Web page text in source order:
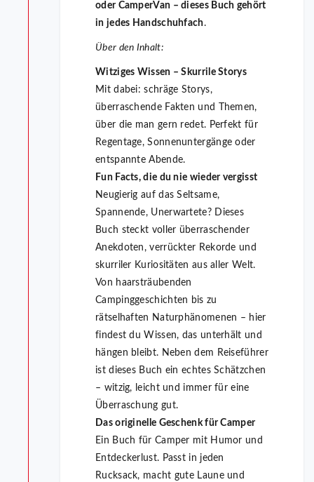
oder CamperVan – dieses Buch gehört
in jedes Handschuhfach.
Über den Inhalt:
Witziges Wissen – Skurrile Storys
Mit dabei: schräge Storys,
überraschende Fakten und Themen,
über die man gern redet. Perfekt für
Regentage, Sonnenuntergänge oder
entspannte Abende.
Fun Facts, die du nie wieder vergisst
Neugierig auf das Seltsame,
Spannende, Unerwartete? Dieses
Buch steckt voller überraschender
Anekdoten, verrückter Rekorde und
skurriler Kuriositäten aus aller Welt.
Von haarsträubenden
Campinggeschichten bis zu
rätselhaften Naturphänomenen – hier
findest du Wissen, das unterhält und
hängen bleibt. Neben dem Reiseführer
ist dieses Buch ein echtes Schätzchen
– witzig, leicht und immer für eine
Überraschung gut.
Das originelle Geschenk für Camper
Ein Buch für Camper mit Humor und
Entdeckerlust. Passt in jeden
Rucksack, macht gute Laune und